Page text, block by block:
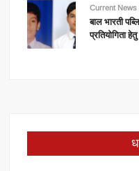
Current News
बाल भारती
प्रतियोगिता